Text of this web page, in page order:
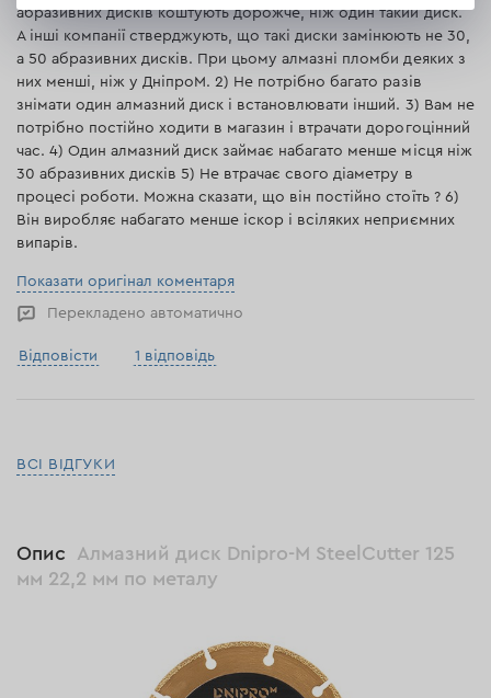
абразивних дисків коштують дорожче, ніж один такий диск.
А інші компанії стверджують, що такі диски замінюють не 30,
а 50 абразивних дисків. При цьому алмазні пломби деяких з
них менші, ніж у ДніпроМ. 2) Не потрібно багато разів
знімати один алмазний диск і встановлювати інший. 3) Вам не
потрібно постійно ходити в магазин і втрачати дорогоцінний
час. 4) Один алмазний диск займає набагато менше місця ніж
30 абразивних дисків 5) Не втрачає свого діаметру в
процесі роботи. Можна сказати, що він постійно стоїть ? 6)
Він виробляє набагато менше іскор і всіляких неприємних
випарів.
Перекладено автоматично
Показати оригінал коментаря
Відповісти 1 відповідь
ВСІ ВІДГУКИ
Опис
Алмазний диск Dnipro-M SteelCutter 125
мм 22,2 мм по металу